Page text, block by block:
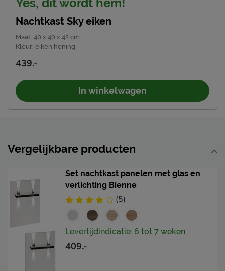
Nachtkast Sky eiken
Maat: 40 x 40 x 42 cm
Kleur: eiken honing
439.-
In winkelwagen
Vergelijkbare producten
Set nachtkast panelen met glas en
verlichting Bienne
(5)
Levertijdindicatie: 6 tot 7 weken
409.-